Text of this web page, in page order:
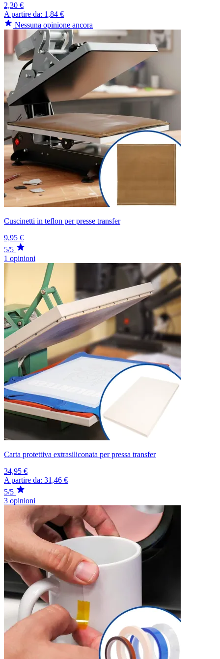
2,30 €
A partire da: 1,84 €
Nessuna opinione ancora
Cuscinetti in teflon per presse transfer
9,95 €
5/5
1 opinioni
Carta protettiva extrasiliconata per pressa transfer
34,95 €
A partire da: 31,46 €
5/5
3 opinioni